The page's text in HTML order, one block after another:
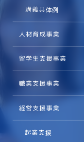
講義具体例
人材育成事業
留学生支援事業
職業支援事業
経営支援事業
起業支援